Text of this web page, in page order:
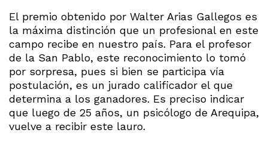
El premio obtenido por Walter Arias Gallegos es
la máxima distinción que un profesional en este
campo recibe en nuestro país. Para el profesor
de la San Pablo, este reconocimiento lo tomó
por sorpresa, pues si bien se participa vía
postulación, es un jurado calificador el que
determina a los ganadores. Es preciso indicar
que luego de 25 años, un psicólogo de Arequipa,
vuelve a recibir este lauro.